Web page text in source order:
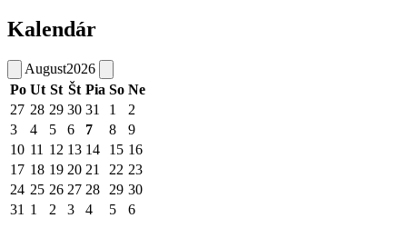
Kalendár
August2026
Po Ut St Št Pia So Ne
27 28 29 30 31 1
2
3
4 5 6 7 8
9
10 11 12 13 14 15 16
17 18 19 20 21 22 23
24 25 26 27 28 29 30
31 1 2 3 4 5 6